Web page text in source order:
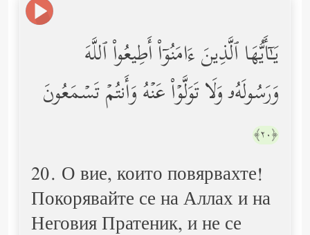
یَـٰۤأَیُّهَا ٱلَّذِینَ ءَامَنُوۤاْ أَطِیعُواْ ٱللَّهَ
وَرَسُولَهُۥ وَلَا تَوَلَّوۡاْ عَنۡهُ وَأَنتُمۡ تَسۡمَعُونَ
﴿٢٠﴾
20. О вие, които повярвахте!
Покорявайте се на Аллах и на
Неговия Пратеник, и не се